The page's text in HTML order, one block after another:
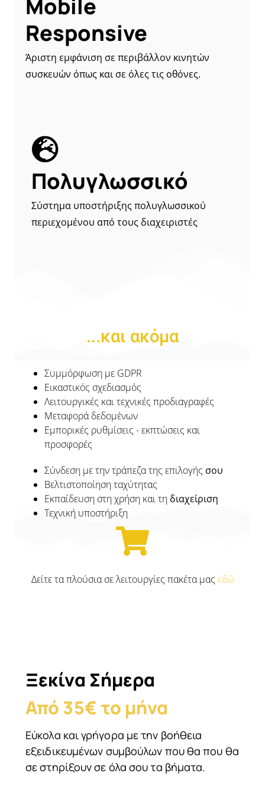
Mobile
Responsive
Άριστη εμφάνιση σε περιβάλλον κινητών
συσκευών όπως και σε όλες τις οθόνες.
Πολυγλωσσικό
Σύστημα υποστήριξης πολυγλωσσικού
περιεχομένου από τους διαχειριστές
...και ακόμα
Συμμόρφωση με GDPR
Εικαστικός σχεδιασμός
Λειτουργικές και τεχνικές προδιαγραφές
Μεταφορά δεδομένων
Εμπορικές ρυθμίσεις - εκπτώσεις και
προσφορές
Σύνδεση με την τράπεζα της επιλογής σου
Βελτιστοποίηση ταχύτητας
Εκπαίδευση στη χρήση και τη διαχείριση
Τεχνική υποστήριξη
Δείτε τα πλούσια σε λειτουργίες πακέτα μας εδώ
Ξεκίνα Σήμερα
Από 35€ το μήνα
Εύκολα και γρήγορα με την βοήθεια
εξειδικευμένων συμβούλων που θα που θα
σε στηρίξουν σε όλα σου τα βήματα.